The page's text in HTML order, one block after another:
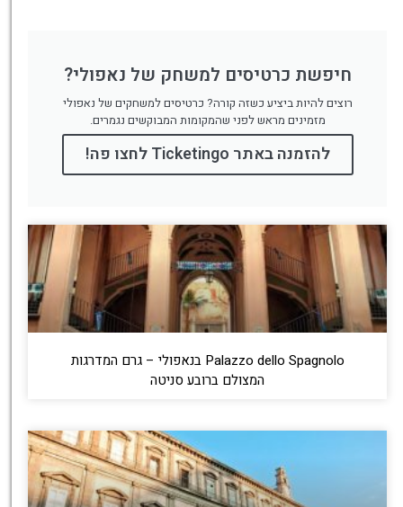
חיפשת כרטיסים למשחק של נאפולי?
רוצים להיות ביציע כשזה קורה? כרטיסים למשחקים של נאפולי
מזמינים מראש לפני שהמקומות המבוקשים נגמרים.
להזמנה באתר Ticketingo לחצו פה!
Palazzo dello Spagnolo בנאפולי – גרם המדרגות
המצולם ברובע סניטה